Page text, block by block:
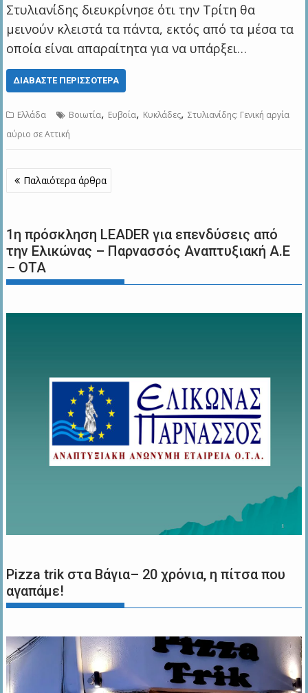
Στυλιανίδης διευκρίνησε ότι την Τρίτη θα
μεινούν κλειστά τα πάντα, εκτός από τα μέσα τα
οποία είναι απαραίτητα για να υπάρξει…
ΔΙΑΒΆΣΤΕ ΠΕΡΙΣΣΌΤΕΡΑ
Ελλάδα Βοιωτία, Ευβοία, Κυκλάδες,Στυλιανίδης: Γενική αργία
αύριο σε Αττική
Πλοήγηση
άρθρων
Παλαιότερα άρθρα
1η πρόσκληση LEADER για επενδύσεις από
την Ελικώνας – Παρνασσός Αναπτυξιακή Α.Ε
– ΟΤΑ
Pizza trik στα Βάγια– 20 χρόνια, η πίτσα που
αγαπάμε!